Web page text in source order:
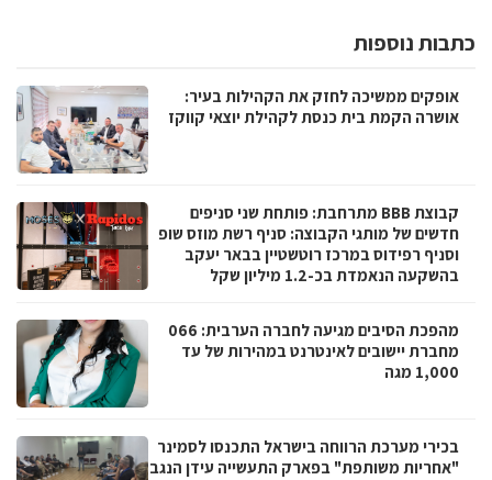
כתבות נוספות
אופקים ממשיכה לחזק את הקהילות בעיר:
אושרה הקמת בית כנסת לקהילת יוצאי קווקז
קבוצת BBB מתרחבת: פותחת שני סניפים
חדשים של מותגי הקבוצה: סניף רשת מוזס שופ
וסניף רפידוס במרכז רוטשטיין בבאר יעקב
בהשקעה הנאמדת בכ-1.2 מיליון שקל
מהפכת הסיבים מגיעה לחברה הערבית: 066
מחברת יישובים לאינטרנט במהירות של עד
1,000 מגה
בכירי מערכת הרווחה בישראל התכנסו לסמינר
"אחריות משותפת" בפארק התעשייה עידן הנגב